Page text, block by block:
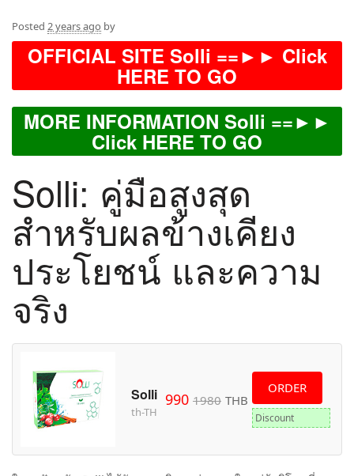
Posted 2 years ago by
OFFICIAL SITE Solli ==►► Click
HERE TO GO
MORE INFORMATION Solli ==►►
Click HERE TO GO
Solli: คู่มือสูงสุด
สำหรับผลข้างเคียง
ประโยชน์ และความ
จริง
Solli
th-TH
990 1980 THB
ORDER
Discount